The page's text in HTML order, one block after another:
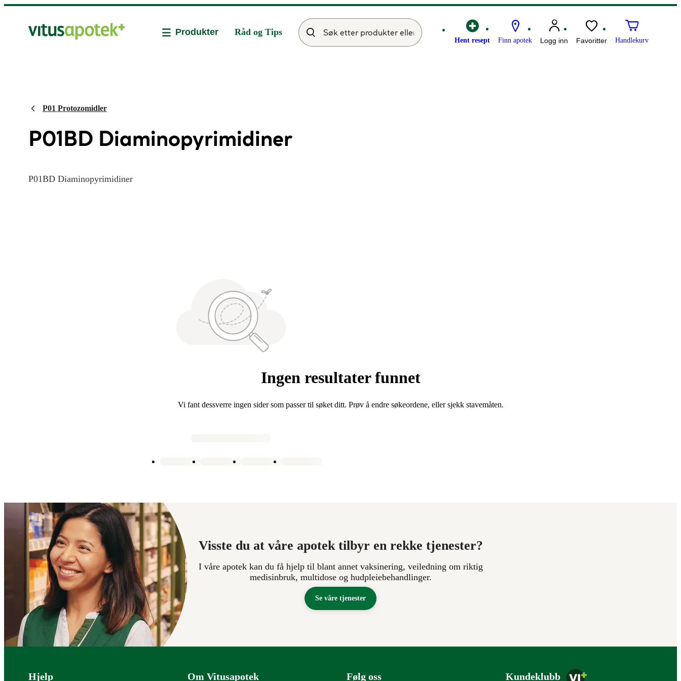
Hent resept Finn apotek Logg inn Favoritter Handlekurv
Produkter Råd og Tips
P01 Protozomidler
P01BD Diaminopyrimidiner
P01BD Diaminopyrimidiner
Ingen resultater funnet
Vi fant dessverre ingen sider som passer til søket ditt. Prøv å endre søkeordene, eller sjekk stavemåten.
Visste du at våre apotek tilbyr en rekke tjenester?
I våre apotek kan du få hjelp til blant annet vaksinering, veiledning om riktig
medisinbruk, multidose og hudpleiebehandlinger.
Se våre tjenester
Bunntekst
Hjelp Om Vitusapotek Følg oss Kundeklubb